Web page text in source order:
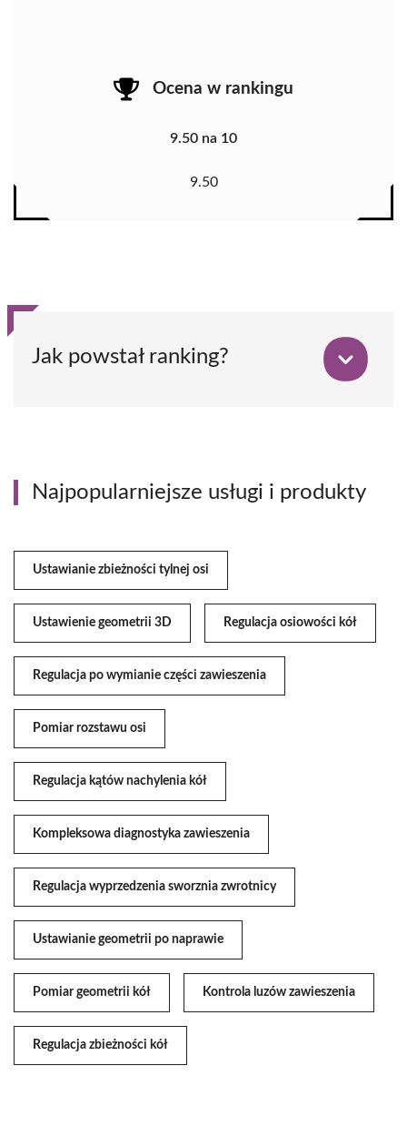
Ocena w rankingu
9.50 na 10
9.50
Jak powstał ranking?
Najpopularniejsze usługi i produkty
Ustawianie zbieżności tylnej osi
Ustawienie geometrii 3D Regulacja osiowości kół
Regulacja po wymianie części zawieszenia
Pomiar rozstawu osi
Regulacja kątów nachylenia kół
Kompleksowa diagnostyka zawieszenia
Regulacja wyprzedzenia sworznia zwrotnicy
Ustawianie geometrii po naprawie
Pomiar geometrii kół Kontrola luzów zawieszenia
Regulacja zbieżności kół